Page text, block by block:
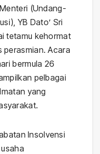
(Undang-
YB Dato’ Sri
tetamu kehormat
perasmian. Acara
bermula 26
pelbagai
yang
Insolvensi